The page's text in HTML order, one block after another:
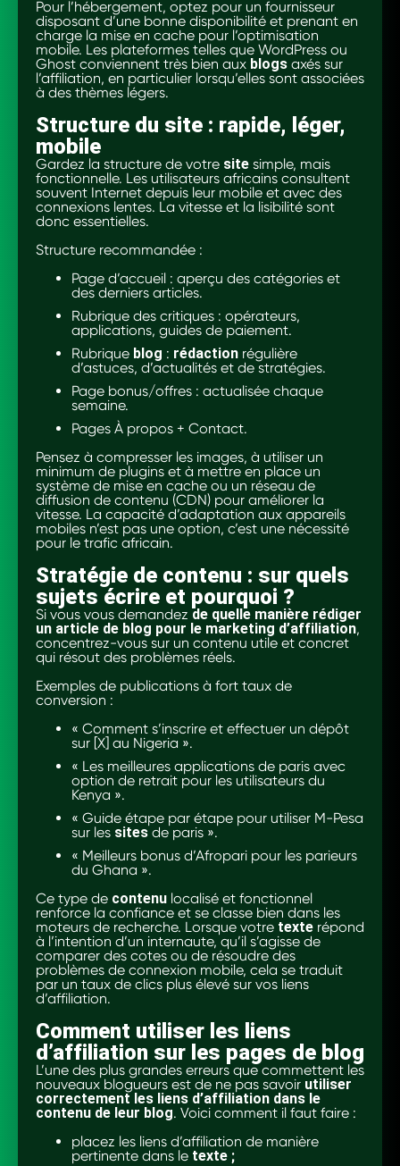
Pour l’hébergement, optez pour un fournisseur
disposant d’une bonne disponibilité et prenant en
charge la mise en cache pour l’optimisation
mobile. Les plateformes telles que WordPress ou
Ghost conviennent très bien aux blogs axés sur
l’affiliation, en particulier lorsqu’elles sont associées
à des thèmes légers.
Structure du site : rapide, léger,
mobile
Gardez la structure de votre site simple, mais
fonctionnelle. Les utilisateurs africains consultent
souvent Internet depuis leur mobile et avec des
connexions lentes. La vitesse et la lisibilité sont
donc essentielles.
Structure recommandée :
Page d’accueil : aperçu des catégories et
des derniers articles.
Rubrique des critiques : opérateurs,
applications, guides de paiement.
Rubrique blog : rédaction régulière
d’astuces, d’actualités et de stratégies.
Page bonus/offres : actualisée chaque
semaine.
Pages À propos + Contact.
Pensez à compresser les images, à utiliser un
minimum de plugins et à mettre en place un
système de mise en cache ou un réseau de
diffusion de contenu (CDN) pour améliorer la
vitesse. La capacité d’adaptation aux appareils
mobiles n’est pas une option, c’est une nécessité
pour le trafic africain.
Stratégie de contenu : sur quels
sujets écrire et pourquoi ?
Si vous vous demandez de quelle manière rédiger
un article de blog pour le marketing d’affiliation,
concentrez-vous sur un contenu utile et concret
qui résout des problèmes réels.
Exemples de publications à fort taux de
conversion :
« Comment s’inscrire et effectuer un dépôt
sur [X] au Nigeria ».
« Les meilleures applications de paris avec
option de retrait pour les utilisateurs du
Kenya ».
« Guide étape par étape pour utiliser M-Pesa
sur les sitesde paris ».
« Meilleurs bonus d’Afropari pour les parieurs
du Ghana ».
Ce type de contenu localisé et fonctionnel
renforce la confiance et se classe bien dans les
moteurs de recherche. Lorsque votre texte répond
à l’intention d’un internaute, qu’il s’agisse de
comparer des cotes ou de résoudre des
problèmes de connexion mobile, cela se traduit
par un taux de clics plus élevé sur vos liens
d’affiliation.
Comment utiliser les liens
d’affiliation sur les pages de blog
L’une des plus grandes erreurs que commettent les
nouveaux blogueurs est de ne pas savoir utiliser
correctement les liens d’affiliation dans le
contenu de leur blog. Voici comment il faut faire :
placez les liens d’affiliation de manière
pertinente dans le texte ;